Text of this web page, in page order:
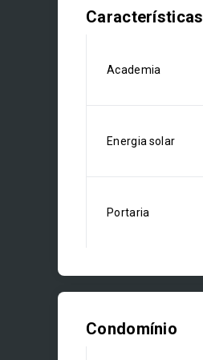
Características
Academia
Energia solar
Portaria
Condomínio